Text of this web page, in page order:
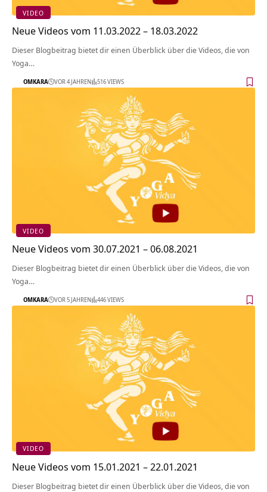
VIDEO
Neue Videos vom 11.03.2022 – 18.03.2022
Dieser Blogbeitrag bietet dir einen Überblick über die Videos, die von
Yoga…
OMKARA VOR 4 JAHREN 516 VIEWS
VIDEO
Neue Videos vom 30.07.2021 – 06.08.2021
Dieser Blogbeitrag bietet dir einen Überblick über die Videos, die von
Yoga…
OMKARA VOR 5 JAHREN 446 VIEWS
VIDEO
Neue Videos vom 15.01.2021 – 22.01.2021
Dieser Blogbeitrag bietet dir einen Überblick über die Videos, die von